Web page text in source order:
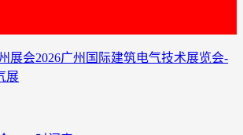
展会2026广州国际建筑电气技术展览会-
展